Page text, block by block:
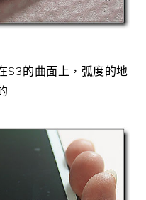
S3的曲面上，弧度的地